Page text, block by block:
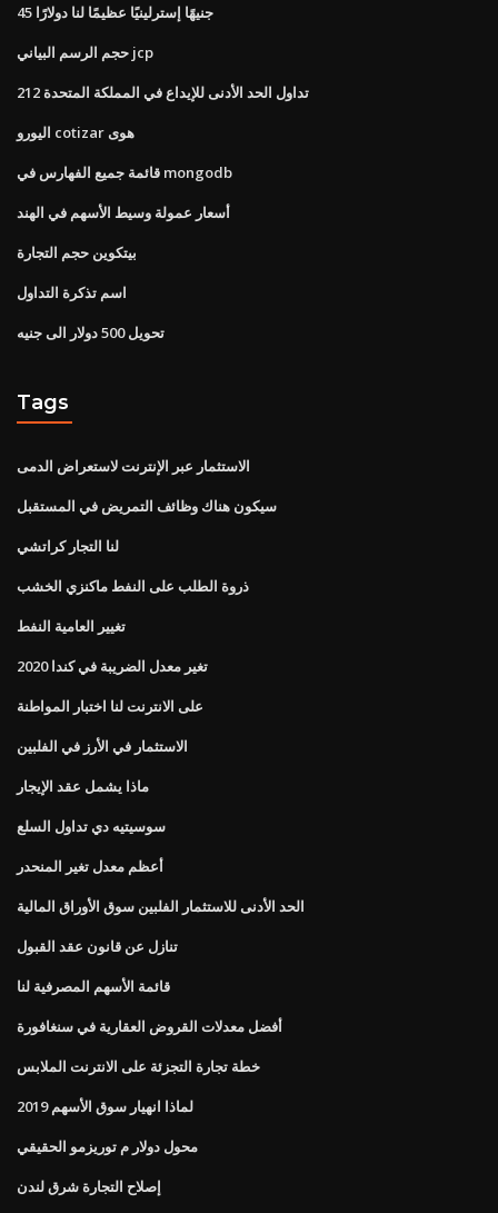
45 جنيهًا إسترلينيًا عظيمًا لنا دولارًا
حجم الرسم البياني jcp
تداول الحد الأدنى للإيداع في المملكة المتحدة 212
اليورو cotizar هوى
قائمة جميع الفهارس في mongodb
أسعار عمولة وسيط الأسهم في الهند
بيتكوين حجم التجارة
اسم تذكرة التداول
تحويل 500 دولار الى جنيه
Tags
الاستثمار عبر الإنترنت لاستعراض الدمى
سيكون هناك وظائف التمريض في المستقبل
لنا التجار كراتشي
ذروة الطلب على النفط ماكنزي الخشب
تغيير العامية النفط
تغير معدل الضريبة في كندا 2020
على الانترنت لنا اختبار المواطنة
الاستثمار في الأرز في الفلبين
ماذا يشمل عقد الإيجار
سوسيتيه دي تداول السلع
أعظم معدل تغير المنحدر
الحد الأدنى للاستثمار الفلبين سوق الأوراق المالية
تنازل عن قانون عقد القبول
قائمة الأسهم المصرفية لنا
أفضل معدلات القروض العقارية في سنغافورة
خطة تجارة التجزئة على الانترنت الملابس
لماذا انهيار سوق الأسهم 2019
محول دولار م توريزمو الحقيقي
إصلاح التجارة شرق لندن